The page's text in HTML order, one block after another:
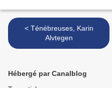
< Ténébreuses, Karin
Alvtegen
Hébergé par Canalblog